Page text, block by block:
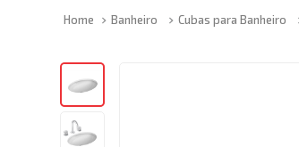
Banheiro Cubas para Banheiro